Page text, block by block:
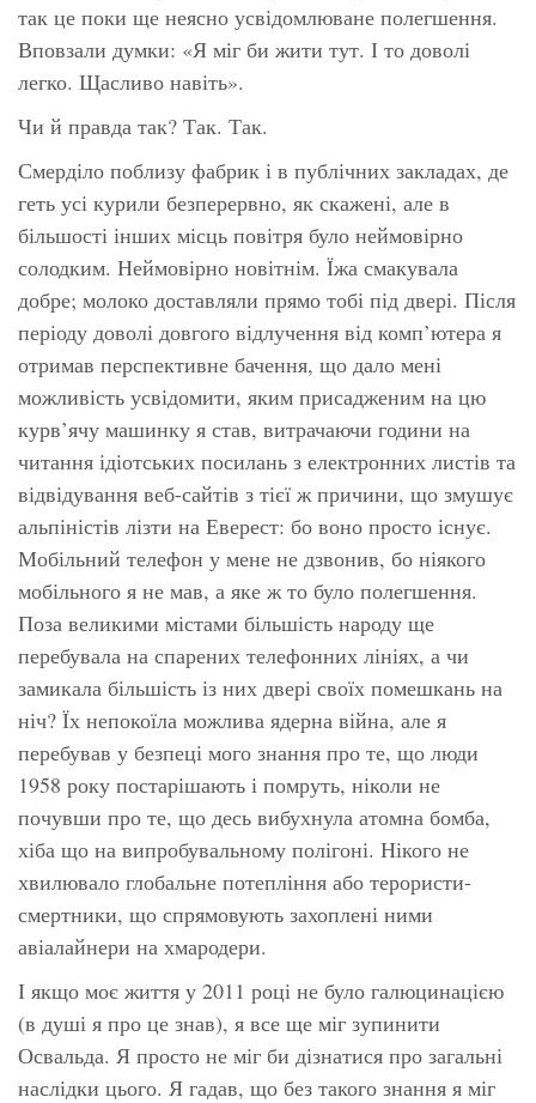
так це поки ще неясно усвідомлюване полегшення.
Вповзали думки: «Я міг би жити тут. І то доволі
легко. Щасливо навіть».
Чи й правда так? Так. Так.
Смерділо поблизу фабрик і в публічних закладах, де
геть усі курили безперервно, як скажені, але в
більшості інших місць повітря було неймовірно
солодким. Неймовірно новітнім. Їжа смакувала
добре; молоко доставляли прямо тобі під двері. Після
періоду доволі довгого відлучення від комп’ютера я
отримав перспективне бачення, що дало мені
можливість усвідомити, яким присадженим на цю
курв’ячу машинку я став, витрачаючи години на
читання ідіотських посилань з електронних листів та
відвідування веб-сайтів з тієї ж причини, що змушує
альпіністів лізти на Еверест: бо воно просто існує.
Мобільний телефон у мене не дзвонив, бо ніякого
мобільного я не мав, а яке ж то було полегшення.
Поза великими містами більшість народу ще
перебувала на спарених телефонних лініях, а чи
замикала більшість із них двері своїх помешкань на
ніч? Їх непокоїла можлива ядерна війна, але я
перебував у безпеці мого знання про те, що люди
1958 року постарішають і помруть, ніколи не
почувши про те, що десь вибухнула атомна бомба,
хіба що на випробувальному полігоні. Нікого не
хвилювало глобальне потепління або терористи-
смертники, що спрямовують захоплені ними
авіалайнери на хмародери.
І якщо моє життя у 2011 році не було галюцинацією
(в душі я про це знав), я все ще міг зупинити
Освальда. Я просто не міг би дізнатися про загальні
наслідки цього. Я гадав, що без такого знання я міг